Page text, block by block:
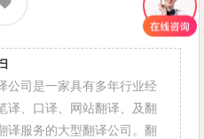
公司是一家具有多年行业经
译、口译、网站翻译、及翻
译服务的大型翻译公司。翻